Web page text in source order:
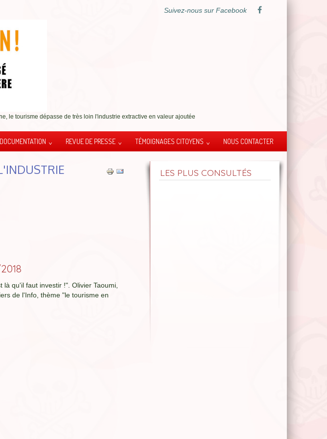
le tourisme dépasse de très loin l'industrie extractive en valeur ajoutée
Suivez-nous sur Facebook
DOCUMENTATION REVUE DE PRESSE TÉMOIGNAGES CITOYENS NOUS CONTACTER
qu'il faut investir !". Olivier Taoumi,
de l'Info, thème "le tourisme en
LES PLUS CONSULTÉS